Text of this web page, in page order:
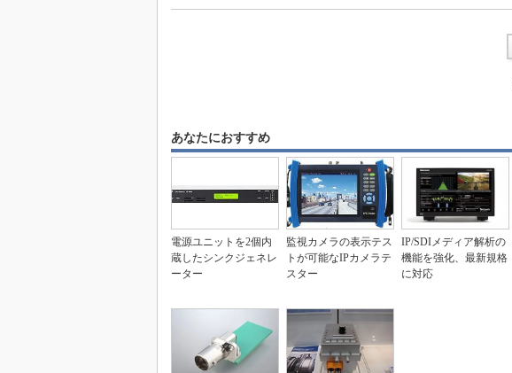
あなたにおすすめ
電源ユニットを2個内
蔵したシンクジェネレ
ーター
監視カメラの表示テス
トが可能なIPカメラテ
スター
IP/SDIメディア解析の
機能を強化、最新規格
に対応